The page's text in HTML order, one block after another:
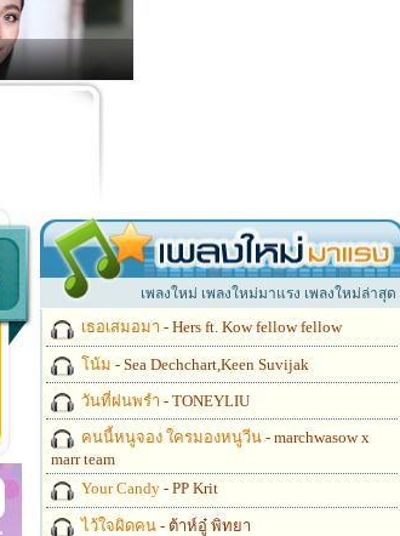
เพลงใหม่ เพลงใหม่มาแรง เพลงใหม่ล่าสุด
เธอเสมอมา - Hers ft. Kow fellow fellow
โน้ม - Sea Dechchart,Keen Suvijak
วันที่ฝนพรำ - TONEYLIU
คนนี้หนูจอง ใครมองหนูวีน - marchwasow x
marr team
Your Candy - PP Krit
ไว้ใจผิดคน - ต้าห์อู๋ พิทยา